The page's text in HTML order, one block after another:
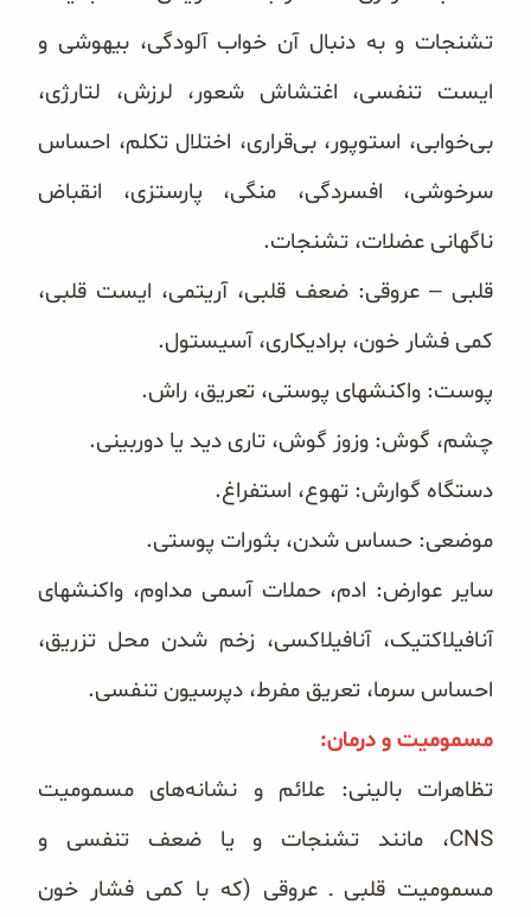
تشنجات و به دنبال آن خواب آلودگی، بیهوشی و
ایست تنفسی، اغتشاش ‏شعور، لرزش، لتارژی،
بی‌خوابی، استوپور، بی‌قراری، اختلال تکلم، احساس
سرخوشی، افسردگی، منگی، پارستزی، ‏انقباض
ناگهانی عضلات، تشنجات.
قلبی – عروقی: ضعف قلبی، آریتمی، ایست قلبی،
کمی فشار خون، برادیکاری، آسیستول.
پوست: واکنشهای پوستی، تعریق، راش.
چشم، گوش: وزوز گوش، تاری دید یا دوربینی.
دستگاه گوارش: تهوع، استفراغ.
موضعی: حساس شدن، بثورات پوستی.
سایر عوارض: ادم، حملات آسمی مداوم، واکنشهای
آنافیلاکتیک، آنافیلاکسی، زخم شدن محل تزریق،
احساس سرما، تعریق ‏مفرط، دپرسیون تنفسی.
مسمومیت و درمان:‏
تظاهرات بالینی: علائم و نشانه‌های مسمومیت
‏CNS، مانند تشنجات و یا ضعف تنفسی و
مسمومیت قلبی ـ عروقی (که با ‏کمی فشار خون